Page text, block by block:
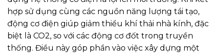
hợp sử dụng cùng các nguồn năng lượng tái tạo,
động cơ điện giúp giảm thiểu khí thải nhà kính, đặc
biệt là CO2, so với các động cơ đốt trong truyền
thống. Điều này góp phần vào việc xây dựng một